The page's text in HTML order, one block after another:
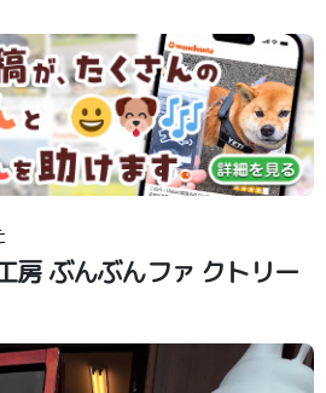
房 ぶんぶんファ クトリー